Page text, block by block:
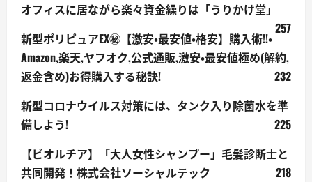
オフィスに居ながら楽々資金繰りは「うりかけ堂」
257
新型ポリピュアEX㊙【激安・最安値・格安】購入術!!・
Amazon,楽天,ヤフオク,公式通販,激安・最安値極め(解約,
返金含め)お得購入する秘訣!
232
新型コロナウイルス対策には、タンク入り除菌水を準
備しよう!
225
【ビオルチア】「大人女性シャンプー」毛髪診断士と
共同開発！株式会社ソーシャルテック
218